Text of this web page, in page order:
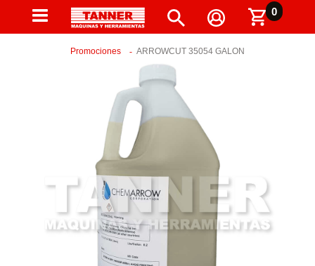
0
Promociones ARROWCUT 35054 GALON